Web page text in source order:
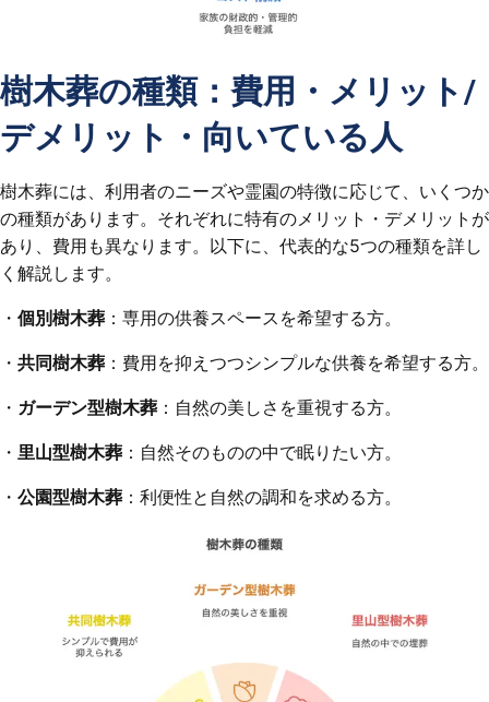
樹木葬の種類：費用・メリット/
デメリット・向いている人
樹木葬には、利用者のニーズや霊園の特徴に応じて、いくつか
の種類があります。それぞれに特有のメリット・デメリットが
あり、費用も異なります。以下に、代表的な5つの種類を詳し
く解説します。
・ 個別樹木葬 ：専用の供養スペースを希望する方。
・ 共同樹木葬 ：費用を抑えつつシンプルな供養を希望する方。
・ ガーデン型樹木葬 ：自然の美しさを重視する方。
・ 里山型樹木葬 ：自然そのものの中で眠りたい方。
・ 公園型樹木葬 ：利便性と自然の調和を求める方。